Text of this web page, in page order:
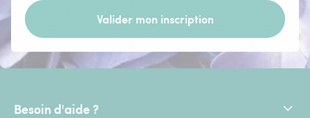
Valider mon inscription
Besoin d'aide ?